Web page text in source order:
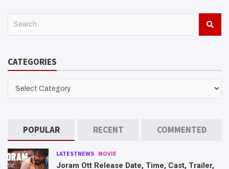
c
CATEGORIES
POPULAR RECENT COMMENTED
LATESTNEWS MOVIE
Joram Ott Release Date, Time, Cast, Trailer,